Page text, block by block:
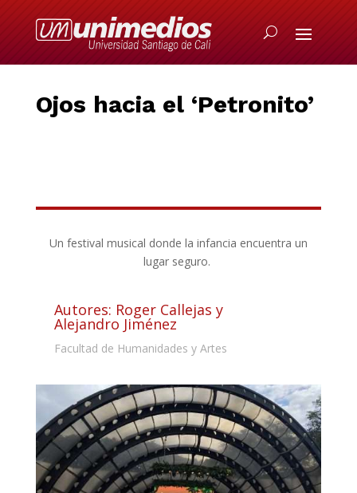
Ojos hacia el ‘Petronito’
Un festival musical donde la infancia encuentra un
lugar seguro.
Autores: Roger Callejas y
Alejandro Jiménez
Facultad de Humanidades y Artes